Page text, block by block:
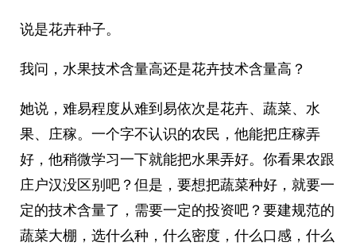
说是花卉种子。
我问，水果技术含量高还是花卉技术含量高？
她说，难易程度从难到易依次是花卉、蔬菜、水
果、庄稼。一个字不认识的农民，他能把庄稼弄
好，他稍微学习一下就能把水果弄好。你看果农跟
庄户汉没区别吧？但是，要想把蔬菜种好，就要一
定的技术含量了，需要一定的投资吧？要建规范的
蔬菜大棚，选什么种，什么密度，什么口感，什么